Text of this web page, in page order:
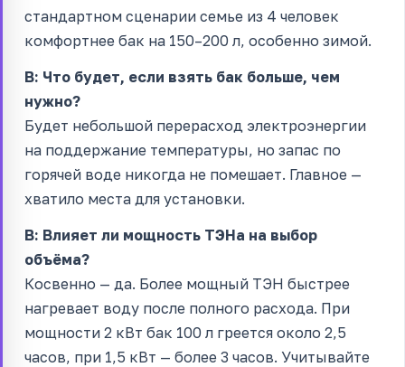
стандартном сценарии семье из 4 человек
комфортнее бак на 150–200 л, особенно зимой.
В: Что будет, если взять бак больше, чем
нужно?
Будет небольшой перерасход электроэнергии
на поддержание температуры, но запас по
горячей воде никогда не помешает. Главное —
хватило места для установки.
В: Влияет ли мощность ТЭНа на выбор
объёма?
Косвенно — да. Более мощный ТЭН быстрее
нагревает воду после полного расхода. При
мощности 2 кВт бак 100 л греется около 2,5
часов, при 1,5 кВт — более 3 часов. Учитывайте